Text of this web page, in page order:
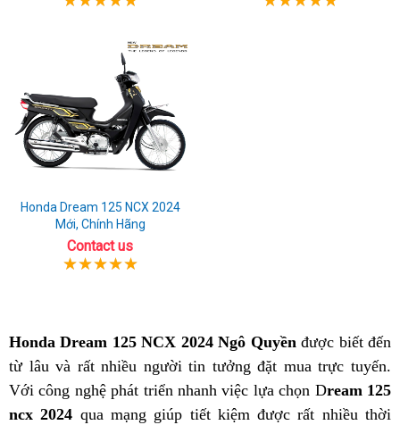
Honda Dream 125 NCX 2024
Mới, Chính Hãng
Contact us
Honda Dream 125 NCX 2024 Ngô Quyềnđược biết đến
từ lâu và rất nhiều người tin tưởng đặt mua trực tuyến.
Với công nghệ phát triển nhanh việc lựa chọn Dream 125
ncx 2024 qua mạng giúp tiết kiệm được rất nhiều thời